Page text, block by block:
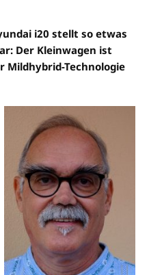
i20 stellt so etwas
Der Kleinwagen ist
Technologie